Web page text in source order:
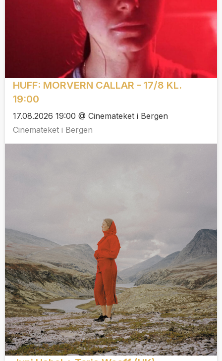
HUFF: MORVERN CALLAR - 17/8 KL.
19:00
17.08.2026 19:00 @ Cinemateket i Bergen
Cinemateket i Bergen